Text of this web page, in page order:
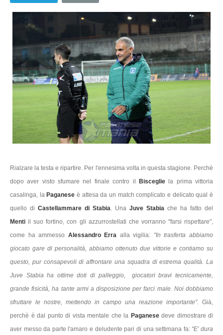
Rialzare la testa e ripartire. Per l'ennesima volta in questa stagione. Perchè
dopo aver visto sfumare nel finale contro il
Bisceglie
la prima vittoria
casalinga, la Paganeseè attesa da un match complicato e delicato qual è
quello di Castellammare di Stabia. Una Juve Stabia che ha fatto del
Mentiil suo fortino, con gli azzurrostellati che vorranno "farsi rispettare",
come ha ammesso Alessandro Erra alla vigilia: "In trasferta abbiamo
giocato gare di personalità, abbiamo ottenuto due vittorie e contiamo su
questo, pur consapevoli di affrontare una squadra di estrema qualità. La
Juve Stabia ha ottime doti di palleggio, giocatori bravi tecnicamente,
grande fisicità, ha tante armi a disposizione per farci male. Noi dobbiamo
sfruttare le nostre, mettendo in campo una reazione importante". Già,
perchè è dal punto di vista mentale che la Paganese deve dimostrare di
aver messo da parte l'amaro e deludente pari di una settimana fa: "E' dura